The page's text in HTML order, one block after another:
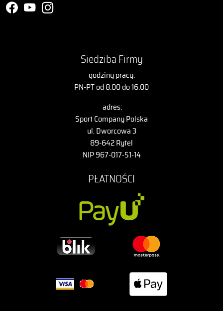
Siedziba Firmy
godziny pracy:
PN-PT od 8.00 do 16.00
adres:
Sport Company Polska
ul. Dworcowa 3
89-642 Rytel
NIP 967-017-51-14
PŁATNOŚCI